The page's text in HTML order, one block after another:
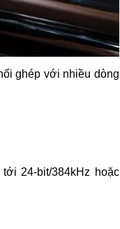
ghép với nhiều dòng
24-bit/384kHz hoặc